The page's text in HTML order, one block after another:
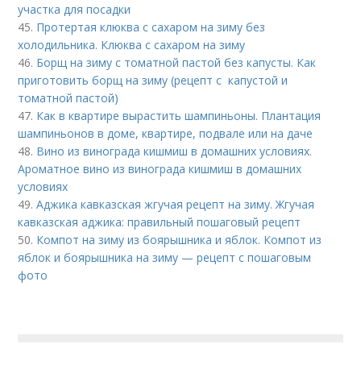
участка для посадки
45. Протертая клюква с сахаром на зиму без
холодильника. Клюква с сахаром на зиму
46. Борщ на зиму с томатной пастой без капусты. Как
приготовить борщ на зиму (рецепт с капустой и
томатной пастой)
47. Как в квартире вырастить шампиньоны. Плантация
шампиньонов в доме, квартире, подвале или на даче
48. Вино из винограда кишмиш в домашних условиях.
Ароматное вино из винограда кишмиш в домашних
условиях
49.Аджика кавказская жгучая рецепт на зиму. Жгучая
кавказская аджика: правильный пошаговый рецепт
50. Компот на зиму из боярышника и яблок. Компот из
яблок и боярышника на зиму — рецепт с пошаговым
фото